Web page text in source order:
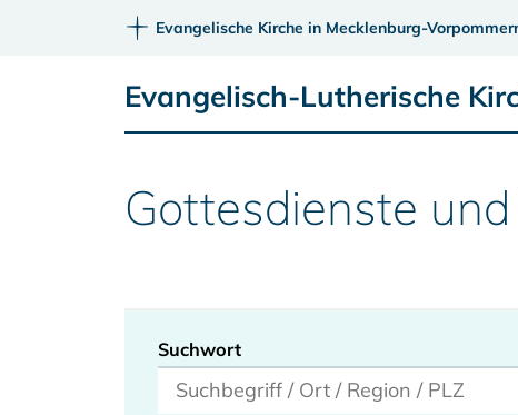
Evangelische Kirche in Mecklenburg-
Evangelisch-Lutherische
Gottesdienste
Suchwort